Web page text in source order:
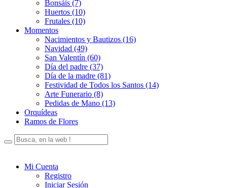
Bonsáis (7)
Huertos (10)
Frutales (10)
Momentos
Nacimientos y Bautizos (16)
Navidad (49)
San Valentín (60)
Día del padre (37)
Día de la madre (81)
Festividad de Todos los Santos (14)
Arte Funerario (8)
Pedidas de Mano (13)
Orquídeas
Ramos de Flores
Mi Cuenta
Registro
Iniciar Sesión